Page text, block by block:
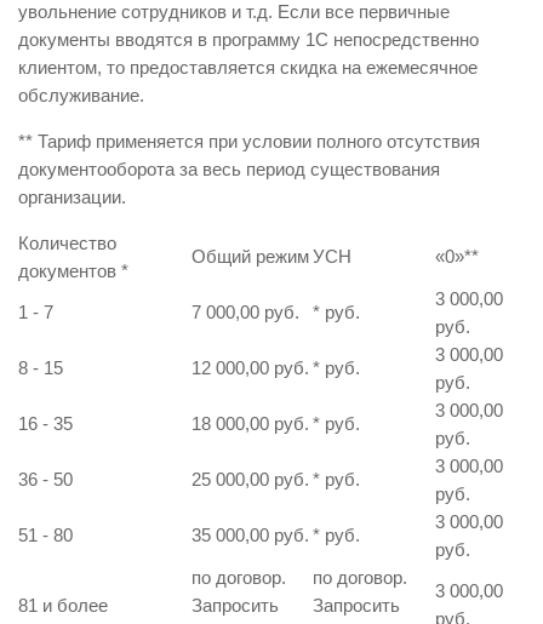
увольнение сотрудников и т.д. Если все первичные
документы вводятся в программу 1С непосредственно
клиентом, то предоставляется скидка на ежемесячное
обслуживание.
** Тариф применяется при условии полного отсутствия
документооборота за весь период существования
организации.
Количество
документов *
Общий режимУСН «0»**
1 - 7 7 000,00 руб. * руб.
3 000,00
руб.
8 - 15
12 000,00 руб. * руб.
3 000,00
руб.
16 - 35
18 000,00 руб. * руб.
3 000,00
руб.
36 - 50
25 000,00 руб. * руб.
3 000,00
руб.
51 - 80
35 000,00 руб. * руб.
3 000,00
руб.
81 и более
по договор.
Запросить
по договор.
Запросить
3 000,00
руб.